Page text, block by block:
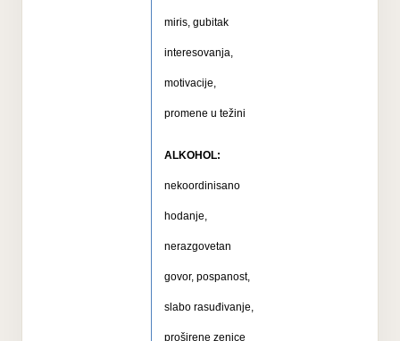
miris, gubitak
interesovanja,
motivacije,
promene u težini
ALKOHOL:
nekoordinisano
hodanje,
nerazgovetan
govor, pospanost,
slabo rasuđivanje,
proširene zenice